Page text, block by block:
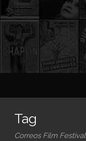
Tag
Correos Film Festival